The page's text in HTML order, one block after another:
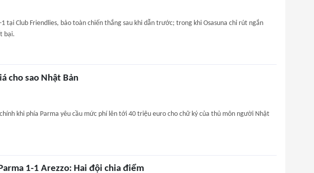
1 tại Club Friendlies, bảo toàn chiến thắng sau khi dẫn trước; trong khi Osasuna chỉ rút ngắn
bại.
cho sao Nhật Bản
khi phía Parma yêu cầu mức phí lên tới 40 triệu euro cho chữ ký của thủ môn người Nhật
1-1 Arezzo: Hai đội chia điểm